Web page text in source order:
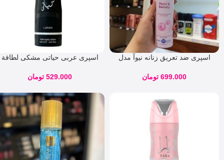
اسپری ضد تعریق زنانه نیوآ مدل
699.000 تومان
اسپری عربی حیاتی مشکی لطافة
529.000 تومان